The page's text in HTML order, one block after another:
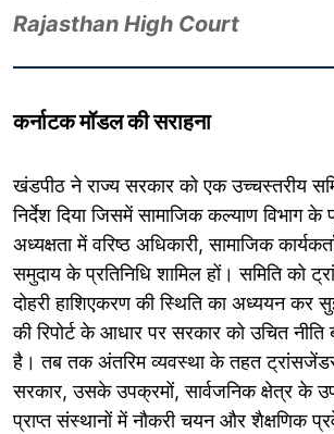
Rajasthan High Court
कर्नाटक मॉडल की सराहना
खंडपीठ ने राज्य सरकार को एक उच्चस्तरीय
निर्देश दिया जिसमें सामाजिक कल्याण विभाग के
अध्यक्षता में वरिष्ठ अधिकारी, सामाजिक
समुदाय के प्रतिनिधि शामिल हों। समिति को
दोहरी हाशिएकरण की स्थिति का अध्ययन कर
की रिपोर्ट के आधार पर सरकार को उचित नीति
है। तब तक अंतरिम व्यवस्था के तहत ट्रांसजेंडर
सरकार, उसके उपक्रमों, सार्वजनिक क्षेत्र के
प्राप्त संस्थानों में नौकरी चयन और शैक्षणिक